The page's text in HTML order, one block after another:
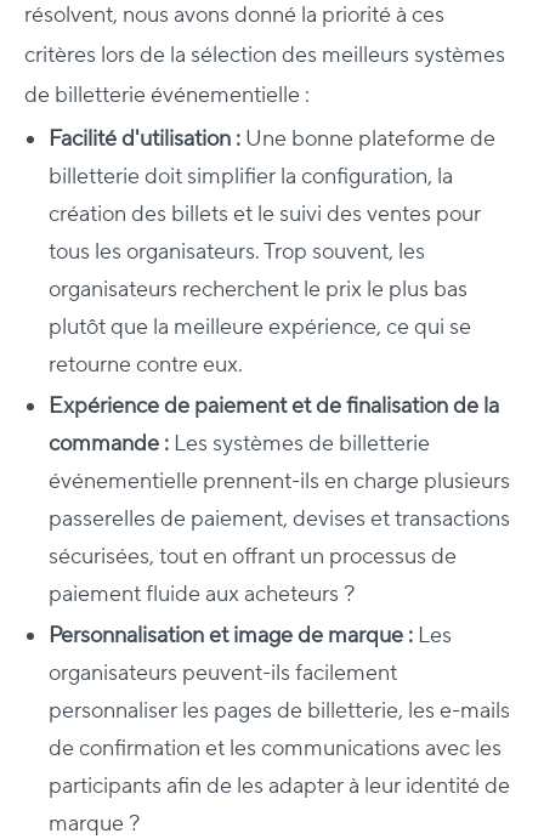
résolvent, nous avons donné la priorité à ces
critères lors de la sélection des meilleurs systèmes
de billetterie événementielle :
Facilité d'utilisation : Une bonne plateforme de
billetterie doit simplifier la configuration, la
création des billets et le suivi des ventes pour
tous les organisateurs. Trop souvent, les
organisateurs recherchent le prix le plus bas
plutôt que la meilleure expérience, ce qui se
retourne contre eux.
Expérience de paiement et de finalisation de la
commande : Les systèmes de billetterie
événementielle prennent-ils en charge plusieurs
passerelles de paiement, devises et transactions
sécurisées, tout en offrant un processus de
paiement fluide aux acheteurs ?
Personnalisation et image de marque : Les
organisateurs peuvent-ils facilement
personnaliser les pages de billetterie, les e-mails
de confirmation et les communications avec les
participants afin de les adapter à leur identité de
marque ?